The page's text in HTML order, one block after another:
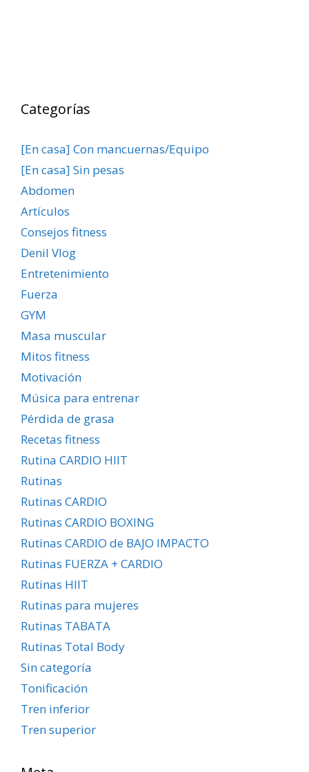
Categorías
[En casa] Con mancuernas/Equipo
[En casa] Sin pesas
Abdomen
Artículos
Consejos fitness
Denil Vlog
Entretenimiento
Fuerza
GYM
Masa muscular
Mitos fitness
Motivación
Música para entrenar
Pérdida de grasa
Recetas fitness
Rutina CARDIO HIIT
Rutinas
Rutinas CARDIO
Rutinas CARDIO BOXING
Rutinas CARDIO de BAJO IMPACTO
Rutinas FUERZA + CARDIO
Rutinas HIIT
Rutinas para mujeres
Rutinas TABATA
Rutinas Total Body
Sin categoría
Tonificación
Tren inferior
Tren superior